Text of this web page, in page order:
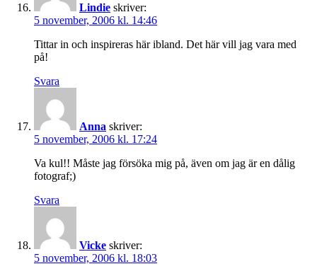
Lindie skriver:
5 november, 2006 kl. 14:46
Tittar in och inspireras här ibland. Det här vill jag vara med
på!
Svara
Anna skriver:
5 november, 2006 kl. 17:24
Va kul!! Måste jag försöka mig på, även om jag är en dålig
fotograf;)
Svara
Vicke skriver:
5 november, 2006 kl. 18:03